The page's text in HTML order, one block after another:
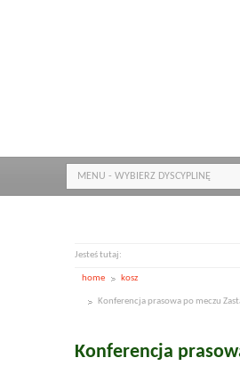
MENU - WYBIERZ DYSCYPLINĘ
Jesteś tutaj:
home kosz
Konferencja prasowa po meczu
Konferencja